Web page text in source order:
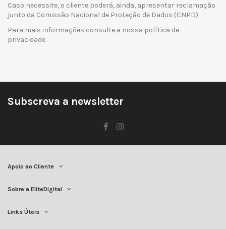
Caso necessite, o cliente poderá, ainda, apresentar reclamação
junto da Comissão Nacional de Proteção de Dados (CNPD).
Para mais informações consulte a nossa política de
privacidade.
Subscreva a newsletter
Apoio ao Cliente
Sobre a EliteDigital
Links Úteis